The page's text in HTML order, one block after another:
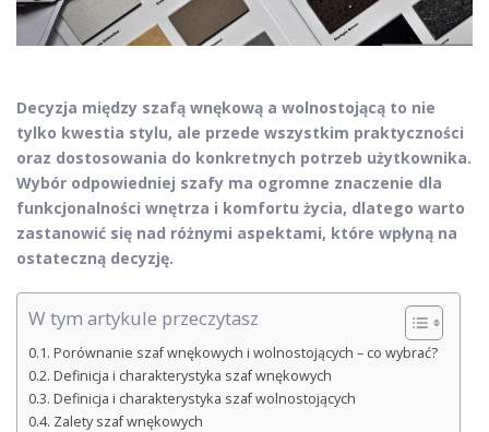
Decyzja między szafą wnękową a wolnostojącą to nie
tylko kwestia stylu, ale przede wszystkim praktyczności
oraz dostosowania do konkretnych potrzeb użytkownika.
Wybór odpowiedniej szafy ma ogromne znaczenie dla
funkcjonalności wnętrza i komfortu życia, dlatego warto
zastanowić się nad różnymi aspektami, które wpłyną na
ostateczną decyzję.
W tym artykule przeczytasz
Porównanie szaf wnękowych i wolnostojących – co wybrać?
Definicja i charakterystyka szaf wnękowych
Definicja i charakterystyka szaf wolnostojących
Zalety szaf wnękowych